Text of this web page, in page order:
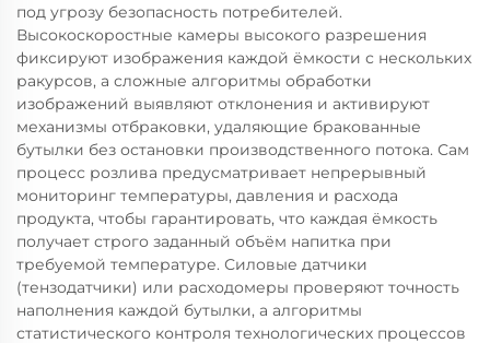
под угрозу безопасность потребителей.
Высокоскоростные камеры высокого разрешения
фиксируют изображения каждой ёмкости с нескольких
ракурсов, а сложные алгоритмы обработки
изображений выявляют отклонения и активируют
механизмы отбраковки, удаляющие бракованные
бутылки без остановки производственного потока. Сам
процесс розлива предусматривает непрерывный
мониторинг температуры, давления и расхода
продукта, чтобы гарантировать, что каждая ёмкость
получает строго заданный объём напитка при
требуемой температуре. Силовые датчики
(тензодатчики) или расходомеры проверяют точность
наполнения каждой бутылки, а алгоритмы
статистического контроля технологических процессов